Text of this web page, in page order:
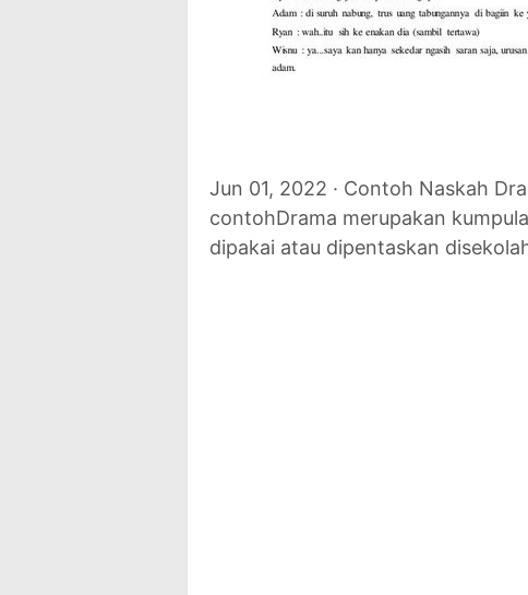
Jun 01, 2022 · Contoh Naskah
contohDrama merupakan
dipakai atau dipentaskan